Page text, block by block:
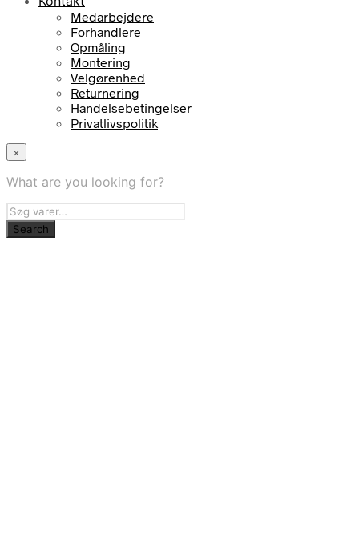
Medarbejdere
Forhandlere
Opmåling
Montering
Velgørenhed
Returnering
Handelsebetingelser
Privatlivspolitik
×
What are you looking for?